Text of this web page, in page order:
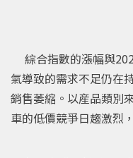
綜合指數的漲幅與
氣導致的需求不足仍在
銷售萎縮。以産品類別
車的低價競爭日趨激烈